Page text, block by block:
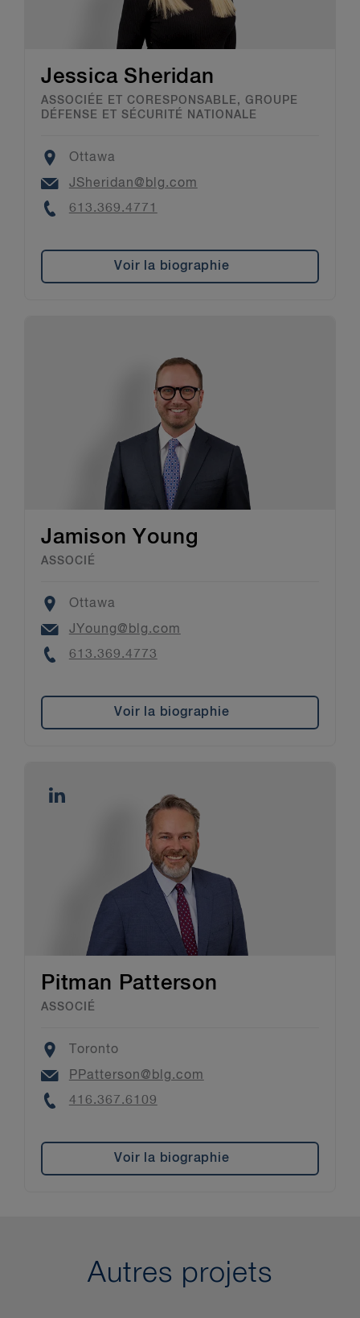
Jessica Sheridan
ASSOCIÉE ET CORESPONSABLE, GROUPE
DÉFENSE ET SÉCURITÉ NATIONALE
Location
Ottawa
Email
JSheridan@blg.com
Phone
613.369.4771
Voir la biographie
Jamison Young
ASSOCIÉ
Location
Ottawa
Email
JYoung@blg.com
Phone
613.369.4773
Voir la biographie
Pitman Patterson
ASSOCIÉ
Location
Toronto
Email
PPatterson@blg.com
Phone
416.367.6109
Voir la biographie
Autres projets